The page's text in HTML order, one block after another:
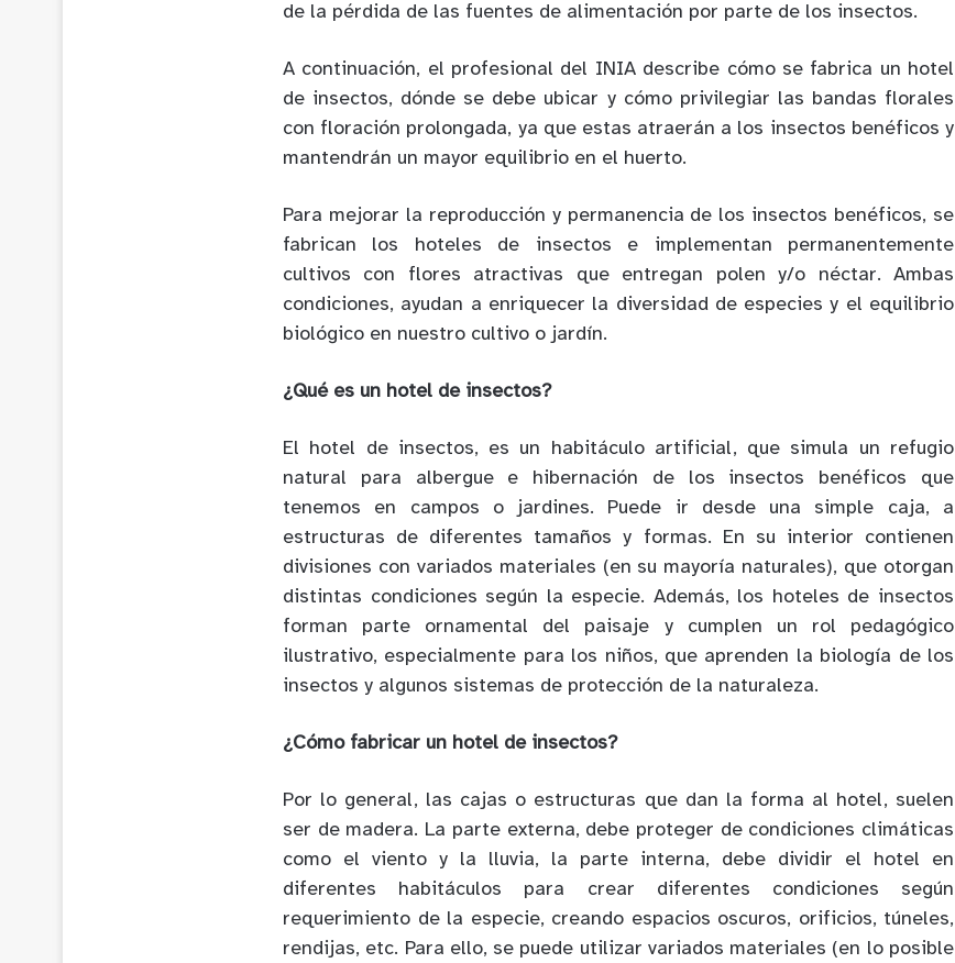
de la pérdida de las fuentes de alimentación por parte de los insectos.
A continuación, el profesional del INIA describe cómo se fabrica un hotel
de insectos, dónde se debe ubicar y cómo privilegiar las bandas florales
con floración prolongada, ya que estas atraerán a los insectos benéficos y
mantendrán un mayor equilibrio en el huerto.
Para mejorar la reproducción y permanencia de los insectos benéficos, se
fabrican los hoteles de insectos e implementan permanentemente
cultivos con flores atractivas que entregan polen y/o néctar. Ambas
condiciones, ayudan a enriquecer la diversidad de especies y el equilibrio
biológico en nuestro cultivo o jardín.
¿Qué es un hotel de insectos?
El hotel de insectos, es un habitáculo artificial, que simula un refugio
natural para albergue e hibernación de los insectos benéficos que
tenemos en campos o jardines. Puede ir desde una simple caja, a
estructuras de diferentes tamaños y formas. En su interior contienen
divisiones con variados materiales (en su mayoría naturales), que otorgan
distintas condiciones según la especie. Además, los hoteles de insectos
forman parte ornamental del paisaje y cumplen un rol pedagógico
ilustrativo, especialmente para los niños, que aprenden la biología de los
insectos y algunos sistemas de protección de la naturaleza.
¿Cómo fabricar un hotel de insectos?
Por lo general, las cajas o estructuras que dan la forma al hotel, suelen
ser de madera. La parte externa, debe proteger de condiciones climáticas
como el viento y la lluvia, la parte interna, debe dividir el hotel en
diferentes habitáculos para crear diferentes condiciones según
requerimiento de la especie, creando espacios oscuros, orificios, túneles,
rendijas, etc. Para ello, se puede utilizar variados materiales (en lo posible